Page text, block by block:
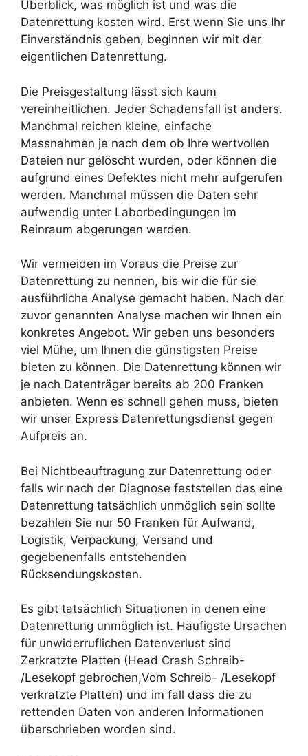
Überblick, was möglich ist und was die
Datenrettung kosten wird. Erst wenn Sie uns Ihr
Einverständnis geben, beginnen wir mit der
eigentlichen Datenrettung.
Die Preisgestaltung lässt sich kaum
vereinheitlichen. Jeder Schadensfall ist anders.
Manchmal reichen kleine, einfache
Massnahmen je nach dem ob Ihre wertvollen
Dateien nur gelöscht wurden, oder können die
aufgrund eines Defektes nicht mehr aufgerufen
werden. Manchmal müssen die Daten sehr
aufwendig unter Laborbedingungen im
Reinraum abgerungen werden.
Wir vermeiden im Voraus die Preise zur
Datenrettung zu nennen, bis wir die für sie
ausführliche Analyse gemacht haben. Nach der
zuvor genannten Analyse machen wir Ihnen ein
konkretes Angebot. Wir geben uns besonders
viel Mühe, um Ihnen die günstigsten Preise
bieten zu können. Die Datenrettung können wir
je nach Datenträger bereits ab 200 Franken
anbieten. Wenn es schnell gehen muss, bieten
wir unser Express Datenrettungsdienst gegen
Aufpreis an.
Bei Nichtbeauftragung zur Datenrettung oder
falls wir nach der Diagnose feststellen das eine
Datenrettung tatsächlich unmöglich sein sollte
bezahlen Sie nur 50 Franken für Aufwand,
Logistik, Verpackung, Versand und
gegebenenfalls entstehenden
Rücksendungskosten.
Es gibt tatsächlich Situationen in denen eine
Datenrettung unmöglich ist. Häufigste Ursachen
für unwiderruflichen Datenverlust sind
Zerkratzte Platten (Head Crash Schreib-
/Lesekopf gebrochen,Vom Schreib- /Lesekopf
verkratzte Platten) und im fall dass die zu
rettenden Daten von anderen Informationen
überschrieben worden sind.